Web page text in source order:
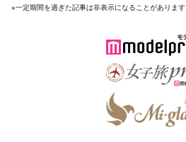
※一定期間を過ぎた記事は非表示になることがあります